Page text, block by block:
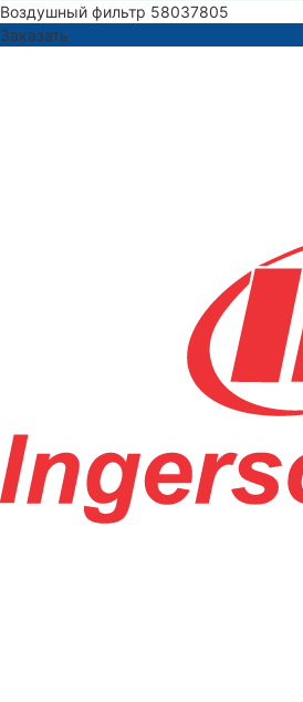
Воздушный фильтр 58037805
Заказать